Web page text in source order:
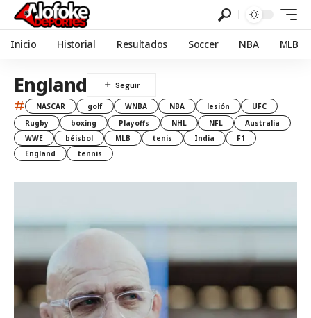
Inicio Historial Resultados Soccer NBA MLB
England
# NASCAR golf WNBA NBA lesión
UFC
Rugby
boxing Playoffs NHL NFL
Australia
WWE
béisbol MLB tenis India
F1
England
tennis